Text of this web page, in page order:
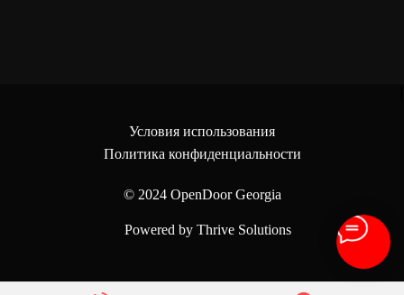
Условия использования
Политика конфиденциальности
© 2024 OpenDoor Georgia
Powered by Thrive Solutions